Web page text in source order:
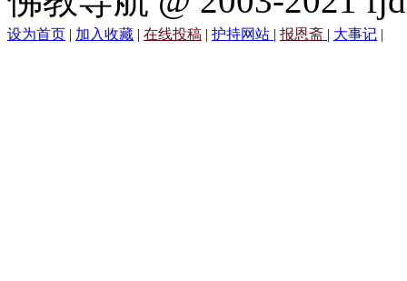
设为首页 | 加入收藏 | 在线投稿 | 护持网站 | 报恩斋 | 大事记 |